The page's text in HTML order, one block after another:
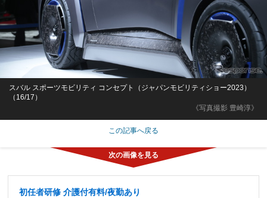
《写真撮影 豊崎淳》
スバル スポーツモビリティ コンセプト（ジャパンモビリティショー2023）
（16/17）
この記事へ戻る
初任者研修 介護付有料/夜勤あり